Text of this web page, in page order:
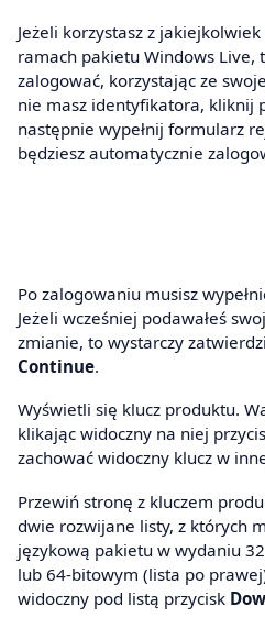
Jeżeli korzystasz z
ramach pakietu Windows Live,
zalogować, korzystając ze
nie masz identyfikatora, kliknij
następnie wypełnij formularz
będziesz automatycznie
Po zalogowaniu musisz
Jeżeli wcześniej podawałeś
zmianie, to wystarczy
Continue.
Wyświetli się klucz produktu.
klikając widoczny na niej
zachować widoczny klucz w
Przewiń stronę z kluczem
dwie rozwijane listy, z których
językową pakietu w wydaniu
lub 64-bitowym (lista po
widoczny pod listą przycisk